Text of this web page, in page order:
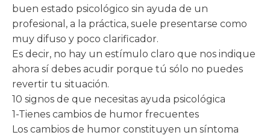
buen estado psicológico sin ayuda de un
profesional, a la práctica, suele presentarse como
muy difuso y poco clarificador.
Es decir, no hay un estímulo claro que nos indique
ahora sí debes acudir porque tú sólo no puedes
revertir tu situación.
10 signos de que necesitas ayuda psicológica
1-Tienes cambios de humor frecuentes
Los cambios de humor constituyen un síntoma